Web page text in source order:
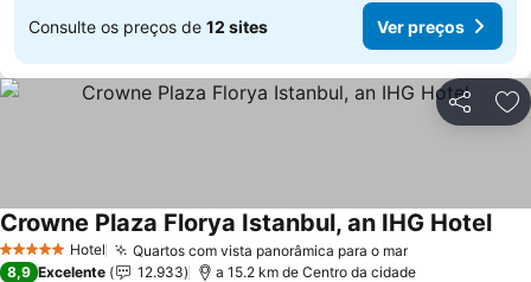
Consulte os preços de 12 sites Ver preços
Partilhar
5 Estrelas Hotel Quartos com vista panorâmica para o marVer preços
Crowne Plaza Florya Istanbul, an IHG HotelVer
8,9 Excelente 12.933 a 15.2 km de Centro da cidade